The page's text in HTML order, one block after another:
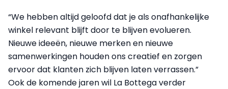
“We hebben altijd geloofd dat je als onafhankelijke
winkel relevant blijft door te blijven evolueren.
Nieuwe ideeën, nieuwe merken en nieuwe
samenwerkingen houden ons creatief en zorgen
ervoor dat klanten zich blijven laten verrassen.”
Ook de komende jaren wil La Bottega verder